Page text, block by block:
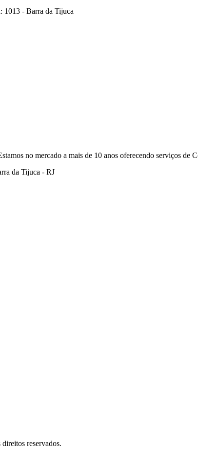
1013 - Barra da Tijuca
no mercado a mais de 10 anos oferecendo serviços de
da Tijuca - RJ
reservados.